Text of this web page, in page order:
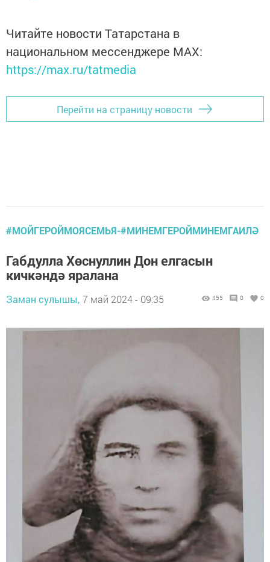
Читайте новости Татарстана в
национальном мессенджере MАХ:
https://max.ru/tatmedia
Перейти на страницу новости
#МОЙГЕРОЙМОЯСЕМЬЯ-#МИНЕМГЕРОЙМИНЕМГАИЛӘ
Габдулла Хөснуллин Дон елгасын
кичкәндә яралана
Заман сулышы, 7 май 2024 - 09:35 455 0 0